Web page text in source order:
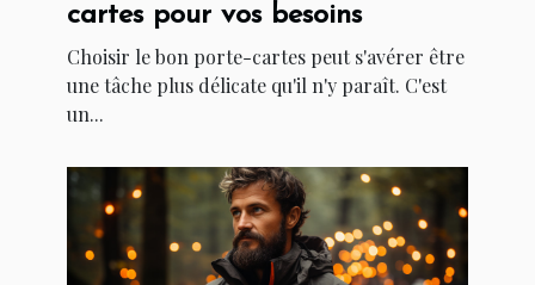
cartes pour vos besoins
Choisir le bon porte-cartes peut s'avérer être
une tâche plus délicate qu'il n'y paraît. C'est
un...